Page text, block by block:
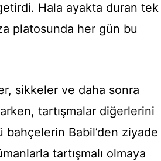
Hala ayakta duran tek
platosunda her gün bu
sikkeler ve daha sonra
tartışmalar diğerlerini
Babil’den ziyade
tartışmalı olmaya